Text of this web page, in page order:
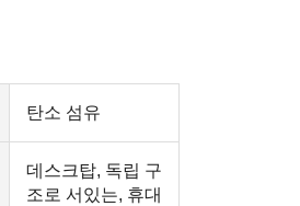
탄소 섬유
데스크탑, 독립 구
조로 서있는, 휴대